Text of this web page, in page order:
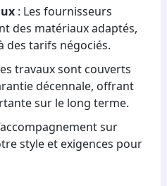
: Les fournisseurs
des matériaux adaptés,
des tarifs négociés.
travaux sont couverts
décennale, offrant
sur le long terme.
sur
style et exigences pour